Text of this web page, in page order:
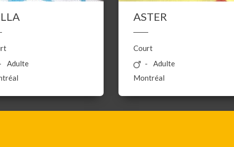
Adulte
ASTER
Court
Adulte
Montréal